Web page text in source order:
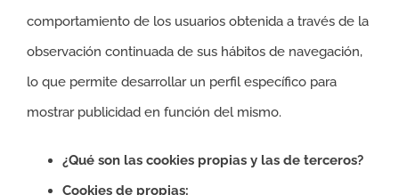
comportamiento de los usuarios obtenida a través de la
observación continuada de sus hábitos de navegación,
lo que permite desarrollar un perfil específico para
mostrar publicidad en función del mismo.
¿Qué son las cookies propias y las de terceros?
Cookies de propias: